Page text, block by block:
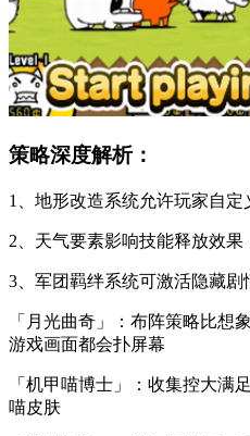
策略深度解析：
1、地形改造系统允许玩家自定
2、天气要素影响技能释放效
3、军团羁绊系统可激活隐藏剧
「月光曲奇」：布阵策略比想
游戏画面都会扑屏幕
「机甲喵博士」：收集控大满
喵皮肤